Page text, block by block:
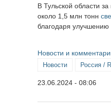
В Тульской области
около 1,5 млн тонн
благодаря улучшению
Новости и
Новости Россия /
23.06.2024 - 08:06